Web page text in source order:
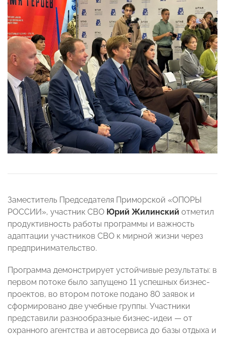
Заместитель Председателя Приморской «ОПОРЫ
РОССИИ», участник СВО Юрий Жилинский отметил
продуктивность работы программы и важность
адаптации участников СВО к мирной жизни через
предпринимательство.
Программа демонстрирует устойчивые результаты: в
первом потоке было запущено 11 успешных бизнес-
проектов, во втором потоке подано 80 заявок и
сформировано две учебные группы. Участники
представили разнообразные бизнес-идеи — от
охранного агентства и автосервиса до базы отдыха и